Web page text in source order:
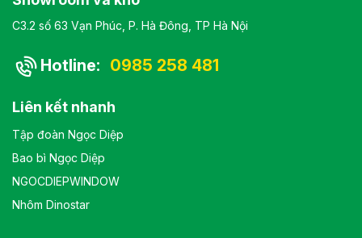
C3.2 số 63 Vạn Phúc, P. Hà Đông, TP Hà Nội
Hotline: 0985 258 481
Liên kết nhanh
Tập đoàn Ngọc Diệp
Bao bì Ngọc Diệp
NGOCDIEPWINDOW
Nhôm Dinostar